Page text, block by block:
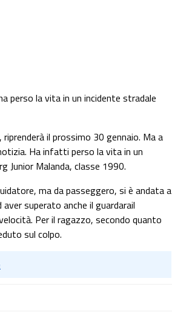
perso la vita in un incidente stradale
il prossimo 30 gennaio. Ma a
Ha infatti perso la vita in un
Junior Malanda, classe 1990.
ma da passeggero, si è andata a
superato anche il guardarail
Per il ragazzo, secondo quanto
sul colpo.